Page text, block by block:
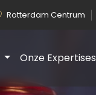
Rotterdam Centrum
Onze Expertises